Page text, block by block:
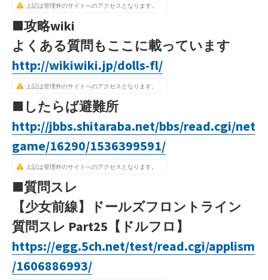
上記は管理外のサイトへのアクセスとなります。
■攻略wiki
よくある質問もここに載っています
http://wikiwiki.jp/dolls-fl/
上記は管理外のサイトへのアクセスとなります。
■したらば避難所
http://jbbs.shitaraba.net/bbs/read.cgi/net
game/16290/1536399591/
上記は管理外のサイトへのアクセスとなります。
■質問スレ
【少女前線】ドールズフロントライン
質問スレ Part25【ドルフロ】
https://egg.5ch.net/test/read.cgi/applism
/1606886993/